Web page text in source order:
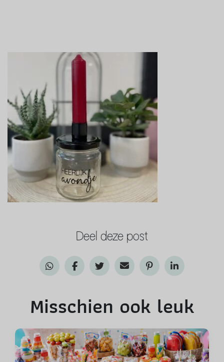
Deel deze post
Misschien ook leuk